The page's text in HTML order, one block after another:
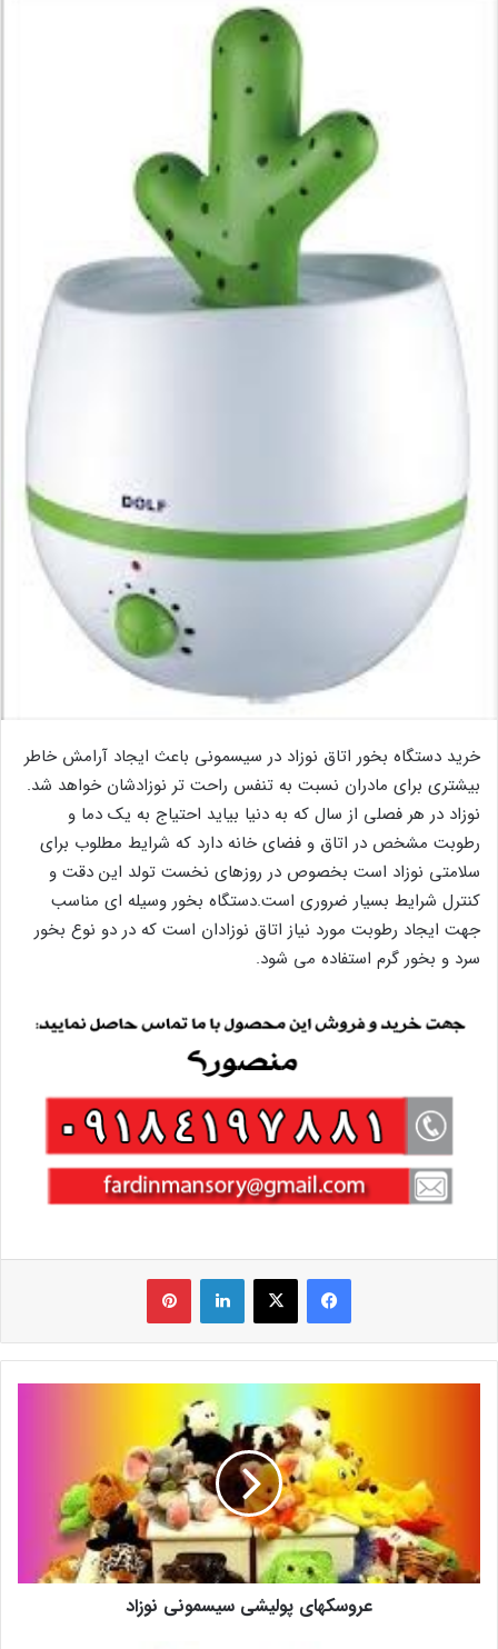
خرید دستگاه بخور اتاق نوزاد در سیسمونی باعث ایجاد آرامش خاطر
بیشتری برای مادران نسبت به تنفس راحت تر نوزادشان خواهد شد.
نوزاد در هر فصلی از سال که به دنیا بیاید احتیاج به یک دما و
رطوبت مشخص در اتاق و فضای خانه دارد که شرایط مطلوب برای
سلامتی نوزاد است بخصوص در روزهای نخست تولد این دقت و
کنترل شرایط بسیار ضروری است.دستگاه بخور وسیله ای مناسب
جهت ایجاد رطوبت مورد نیاز اتاق نوزادان است که در دو نوع بخور
سرد و بخور گرم استفاده می شود.
فیس بوک X لینکدین ‫پین‌ترست
عروسکهای پولیشی سیسمونی نوزاد